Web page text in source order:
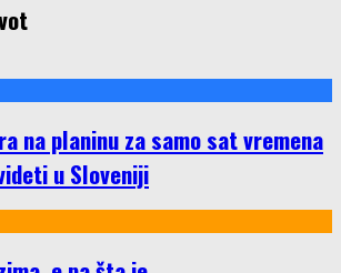
na planinu za samo sat vremena
u Sloveniji